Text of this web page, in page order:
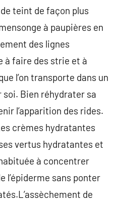
teint de façon plus
à paupières en
des lignes
à faire des strie et à
l’on transporte dans un
Bien réhydrater sa
l’apparition des rides.
crèmes hydratantes
vertus hydratantes et
à concentrer
l’épiderme sans ponter
de